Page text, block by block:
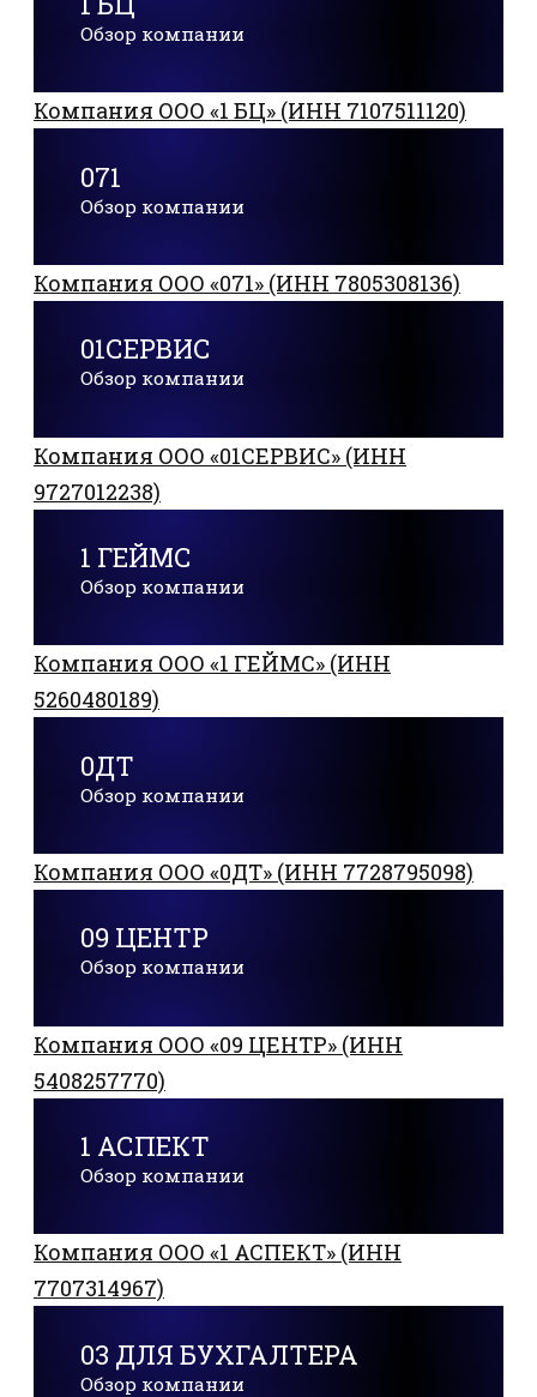
Обзор компании
Компания ООО «1 БЦ» (ИНН 7107511120)
071
Обзор компании
Компания ООО «071» (ИНН 7805308136)
01СЕРВИС
Обзор компании
Компания ООО «01СЕРВИС» (ИНН
9727012238)
1 ГЕЙМС
Обзор компании
Компания ООО «1 ГЕЙМС» (ИНН
5260480189)
0ДТ
Обзор компании
Компания ООО «0ДТ» (ИНН 7728795098)
09 ЦЕНТР
Обзор компании
Компания ООО «09 ЦЕНТР» (ИНН
5408257770)
1 АСПЕКТ
Обзор компании
Компания ООО «1 АСПЕКТ» (ИНН
7707314967)
03 ДЛЯ БУХГАЛТЕРА
Обзор компании